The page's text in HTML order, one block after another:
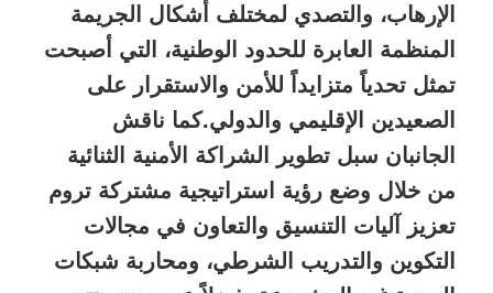
الإرهاب، والتصدي لمختلف أشكال الجريمة
المنظمة العابرة للحدود الوطنية، التي أصبحت
تمثل تحدياً متزايداً للأمن والاستقرار على
الصعيدين الإقليمي والدولي.كما ناقش
الجانبان سبل تطوير الشراكة الأمنية الثنائية
من خلال وضع رؤية استراتيجية مشتركة تروم
تعزيز آليات التنسيق والتعاون في مجالات
التكوين والتدريب الشرطي، ومحاربة شبكات